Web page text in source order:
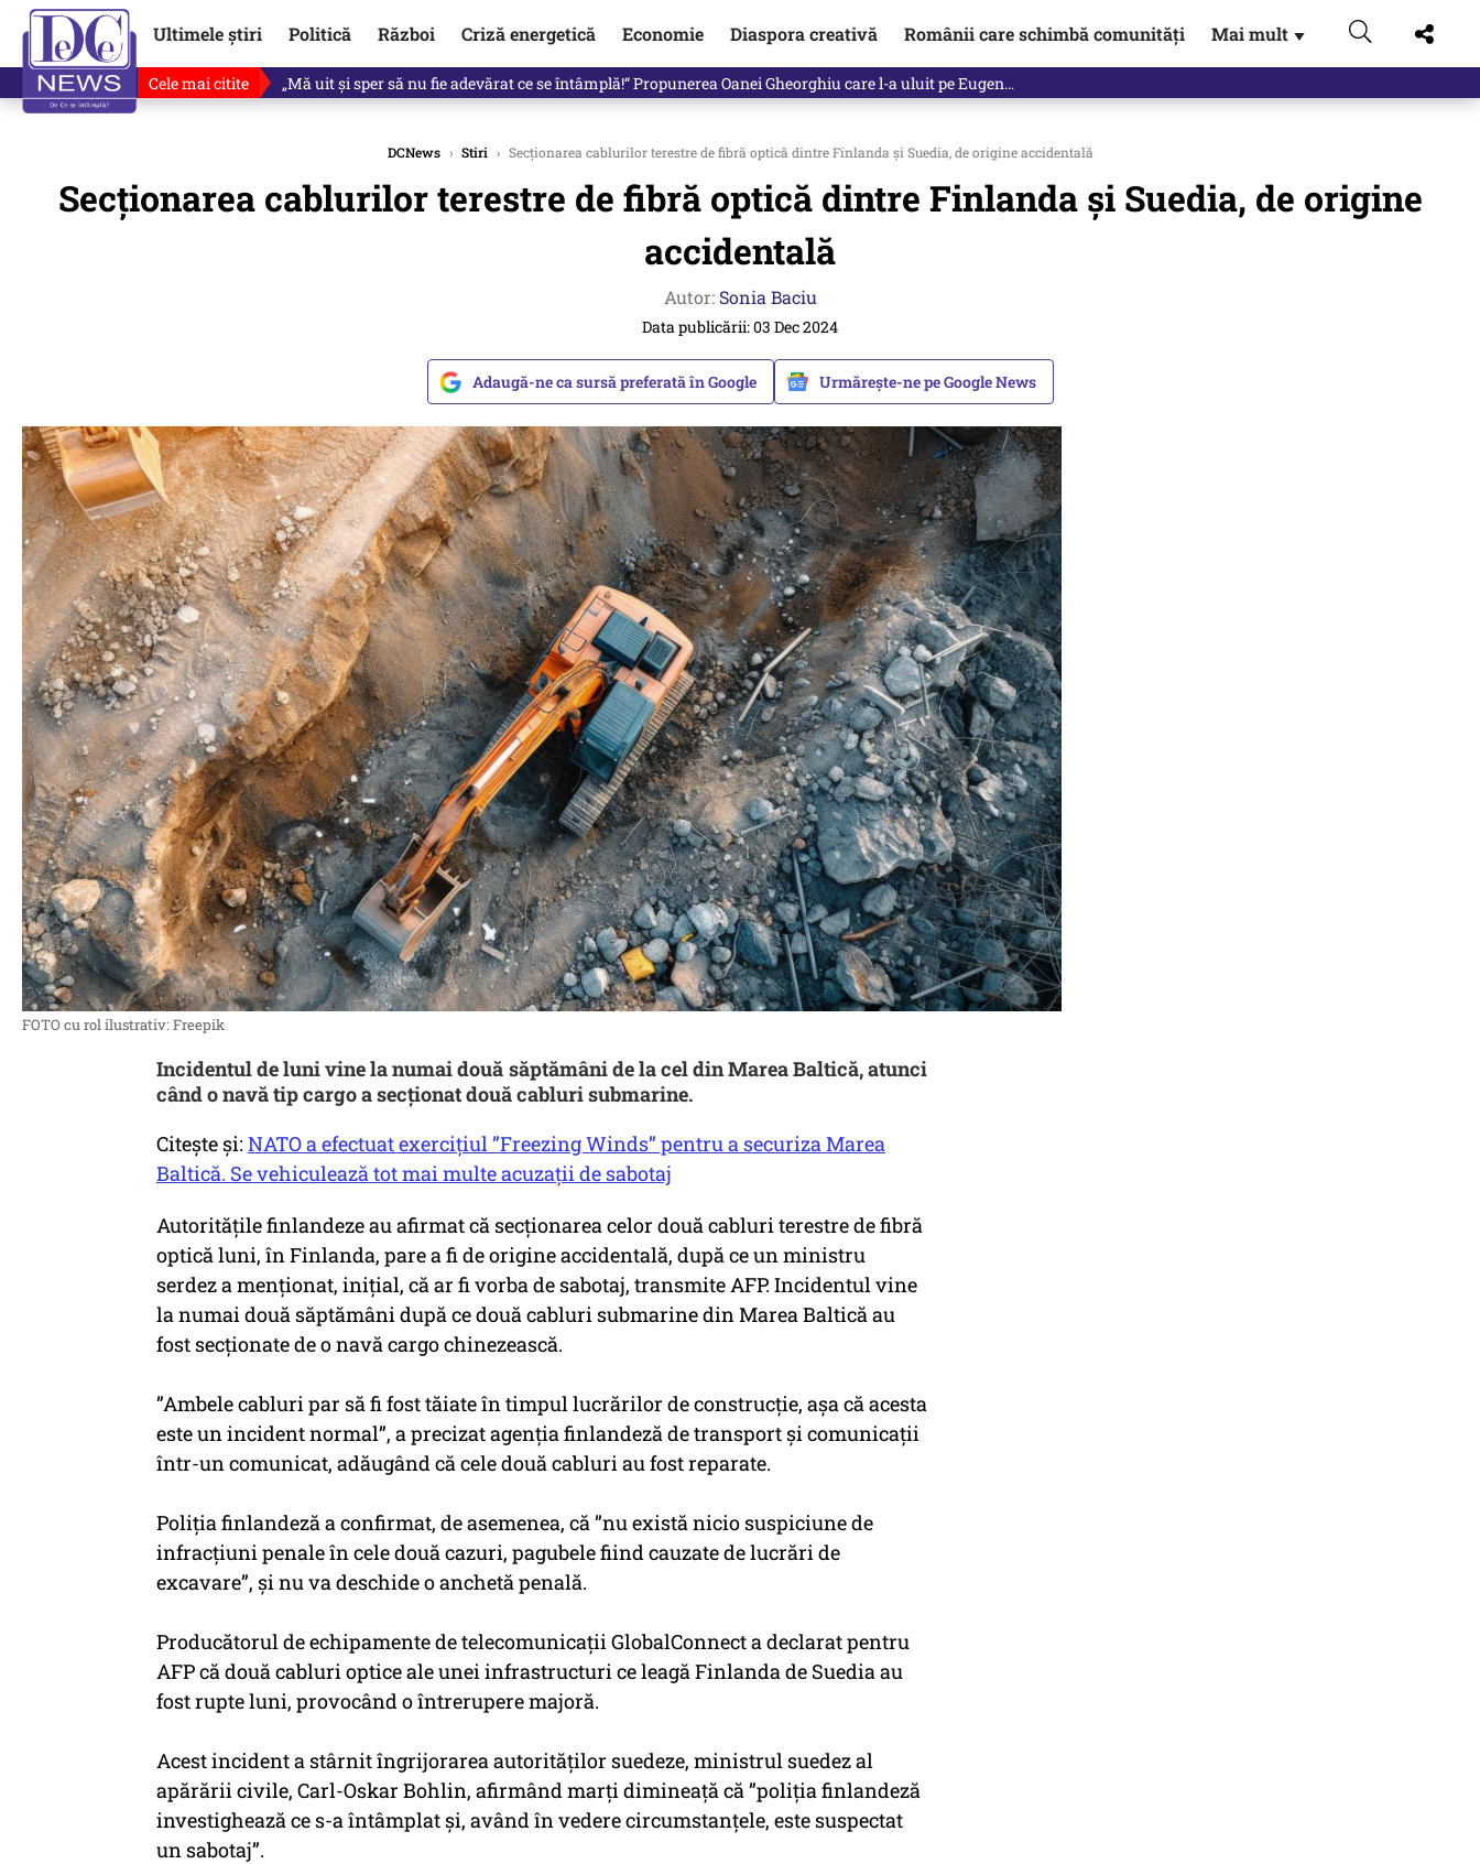
Ultimele știri Politică Război Criză energetică Economie Diaspora creativă Românii care schimbă comunități Mai mult ▼
Cele mai citite Ce se întâmplă cu primul buletin electronic, decizia luată astăzi de Guvern pentru toți românii
DCNews › Stiri › Secționarea cablurilor terestre de fibră optică dintre Finlanda și Suedia, de origine accidentală
Secționarea cablurilor terestre de fibră optică dintre Finlanda și Suedia, de origine
accidentală
Autor: Sonia Baciu
Data publicării: 03 Dec 2024
Adaugă-ne ca sursă preferată în Google Urmărește-ne pe Google News
FOTO cu rol ilustrativ: Freepik
Incidentul de luni vine la numai două săptămâni de la cel din Marea Baltică, atunci
când o navă tip cargo a secționat două cabluri submarine.
Citește și: NATO a efectuat exercițiul ”Freezing Winds” pentru a securiza Marea
Baltică. Se vehiculează tot mai multe acuzații de sabotaj
Autoritățile finlandeze au afirmat că secționarea celor două cabluri terestre de fibră
optică luni, în Finlanda, pare a fi de origine accidentală, după ce un ministru
serdez a menționat, inițial, că ar fi vorba de sabotaj, transmite AFP. Incidentul vine
la numai două săptămâni după ce două cabluri submarine din Marea Baltică au
fost secționate de o navă cargo chinezească.
”Ambele cabluri par să fi fost tăiate în timpul lucrărilor de construcție, așa că acesta
este un incident normal”, a precizat agenția finlandeză de transport și comunicații
într-un comunicat, adăugând că cele două cabluri au fost reparate.
Poliția finlandeză a confirmat, de asemenea, că ”nu există nicio suspiciune de
infracțiuni penale în cele două cazuri, pagubele fiind cauzate de lucrări de
excavare”, și nu va deschide o anchetă penală.
Producătorul de echipamente de telecomunicații GlobalConnect a declarat pentru
AFP că două cabluri optice ale unei infrastructuri ce leagă Finlanda de Suedia au
fost rupte luni, provocând o întrerupere majoră.
Acest incident a stârnit îngrijorarea autorităților suedeze, ministrul suedez al
apărării civile, Carl-Oskar Bohlin, afirmând marți dimineață că ”poliția finlandeză
investighează ce s-a întâmplat și, având în vedere circumstanțele, este suspectat
un sabotaj”.